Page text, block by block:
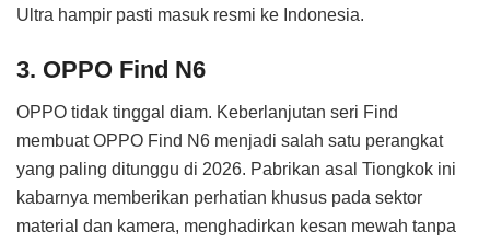
Ultra hampir pasti masuk resmi ke Indonesia.
3. OPPO Find N6
OPPO tidak tinggal diam. Keberlanjutan seri Find
membuat OPPO Find N6 menjadi salah satu perangkat
yang paling ditunggu di 2026. Pabrikan asal Tiongkok ini
kabarnya memberikan perhatian khusus pada sektor
material dan kamera, menghadirkan kesan mewah tanpa